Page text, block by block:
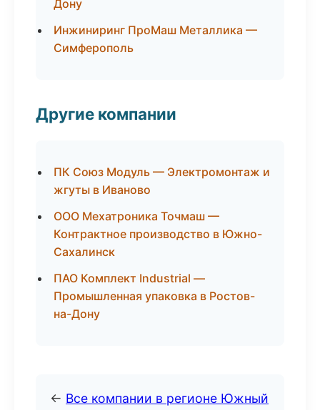
Дону
Инжиниринг ПроМаш Металлика —
Симферополь
Другие компании
ПК Союз Модуль — Электромонтаж и
жгуты в Иваново
ООО Мехатроника Точмаш —
Контрактное производство в Южно-
Сахалинск
ПАО Комплект Industrial —
Промышленная упаковка в Ростов-
на-Дону
← Все компании в регионе Южный